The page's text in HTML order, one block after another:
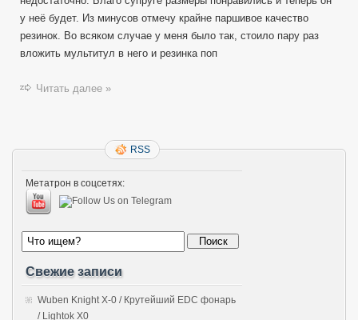
у неё будет. Из минусов отмечу крайне паршивое качество
резинок. Во всяком случае у меня было так, стоило пару раз
вложить мультитул в него и резинка поп
Читать далее »
RSS
Метатрон в соцсетях:
Свежие записи
Wuben Knight X-0 / Крутейший EDC фонарь
/ Lightok X0